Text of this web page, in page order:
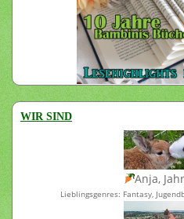
WIR SIND
Anja,
Lieblingsgenres: Fantasy,